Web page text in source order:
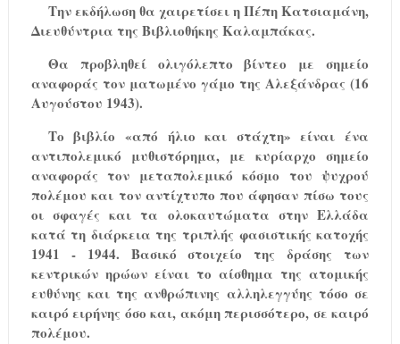
Την εκδήλωση θα χαιρετίσει η Πέπη Κατσιαμάνη,
Διευθύντρια της Βιβλιοθήκης Καλαμπάκας.
Θα προβληθεί ολιγόλεπτο βίντεο με σημείο
αναφοράς τον ματωμένο γάμο της Αλεξάνδρας (16
Αυγούστου 1943).
Το βιβλίο «από ήλιο και στάχτη» είναι ένα
αντιπολεμικό μυθιστόρημα, με κυρίαρχο σημείο
αναφοράς τον μεταπολεμικό κόσμο του ψυχρού
πολέμου και τον αντίχτυπο που άφησαν πίσω τους
οι σφαγές και τα ολοκαυτώματα στην Ελλάδα
κατά τη διάρκεια της τριπλής φασιστικής κατοχής
1941 - 1944. Βασικό στοιχείο της δράσης των
κεντρικών ηρώων είναι το αίσθημα της ατομικής
ευθύνης και της ανθρώπινης αλληλεγγύης τόσο σε
καιρό ειρήνης όσο και, ακόμη περισσότερο, σε καιρό
πολέμου.